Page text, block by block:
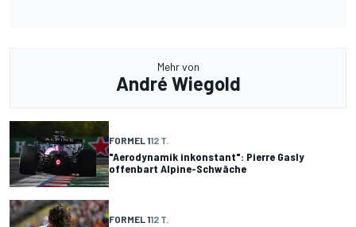
Mehr von
André Wiegold
FORMEL 112 T.
"Aerodynamik inkonstant": Pierre Gasly
offenbart Alpine-Schwäche
FORMEL 112 T.